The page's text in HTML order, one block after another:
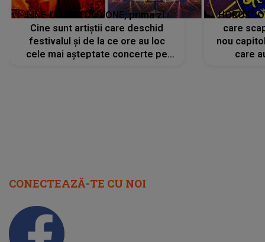
LINE-UP UNTOLD ONE, prima zi.
Cine sunt artiștii care deschid
festivalul și de la ce ore au loc
cele mai așteptate concerte pe
care
nou
care
CONECTEAZĂ-TE CU NOI